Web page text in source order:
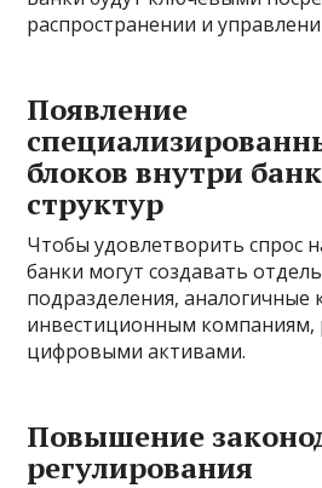
распространении и
Появление
блоков внутри
структур
Чтобы удовлетворить спрос
банки могут создавать
подразделения,
инвестиционным
цифровыми активами.
Повышение
регулирования